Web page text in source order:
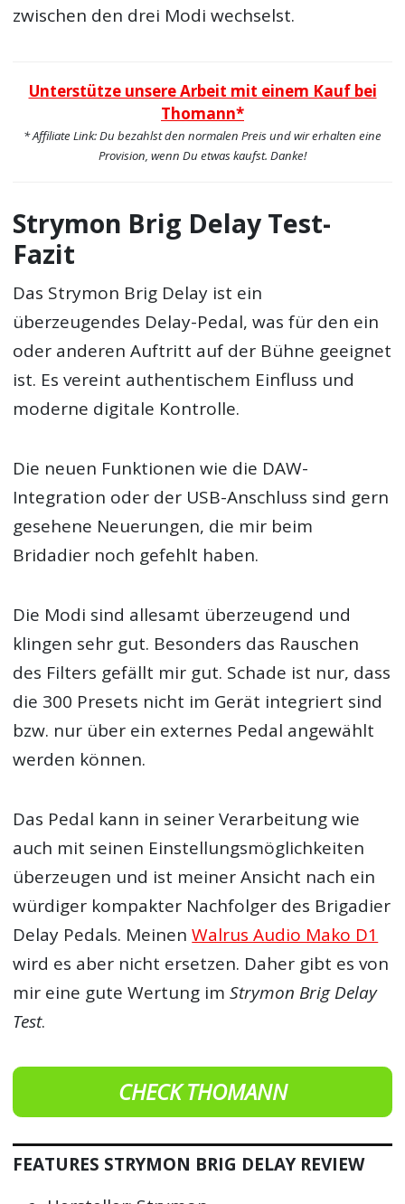
zwischen den drei Modi wechselst.
Unterstütze unsere Arbeit mit einem Kauf bei
Thomann*
* Affiliate Link: Du bezahlst den normalen Preis und wir erhalten eine
Provision, wenn Du etwas kaufst. Danke!
Strymon Brig Delay Test-
Fazit
Das Strymon Brig Delay ist ein
überzeugendes Delay-Pedal, was für den ein
oder anderen Auftritt auf der Bühne geeignet
ist. Es vereint authentischem Einfluss und
moderne digitale Kontrolle.
Die neuen Funktionen wie die DAW-
Integration oder der USB-Anschluss sind gern
gesehene Neuerungen, die mir beim
Bridadier noch gefehlt haben.
Die Modi sind allesamt überzeugend und
klingen sehr gut. Besonders das Rauschen
des Filters gefällt mir gut. Schade ist nur, dass
die 300 Presets nicht im Gerät integriert sind
bzw. nur über ein externes Pedal angewählt
werden können.
Das Pedal kann in seiner Verarbeitung wie
auch mit seinen Einstellungsmöglichkeiten
überzeugen und ist meiner Ansicht nach ein
würdiger kompakter Nachfolger des Brigadier
Delay Pedals. MeinenWalrus Audio Mako D1
wird es aber nicht ersetzen. Daher gibt es von
mir eine gute Wertung imStrymon Brig Delay
Test.
CHECK THOMANN
FEATURES STRYMON BRIG DELAY REVIEW